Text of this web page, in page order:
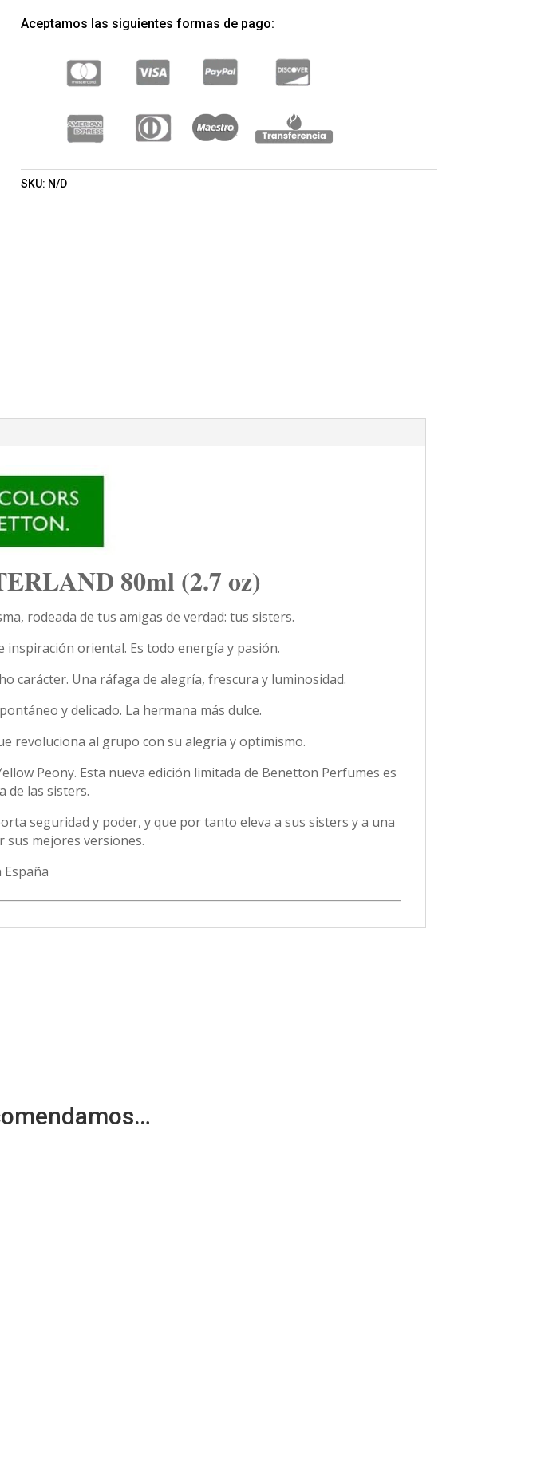
(UNITED
BENETTON.)
CANTIDAD
Aceptamos las siguientes formas de pago:
SKU: N/D
80ml (2.7 oz)
rodeada de tus amigas de verdad: tus sisters.
inspiración oriental. Es todo energía y pasión.
carácter. Una ráfaga de alegría, frescura y luminosidad.
y delicado. La hermana más dulce.
revoluciona al grupo con su alegría y optimismo.
Peony. Esta nueva edición limitada de Benetton Perfumes es
de las sisters.
seguridad y poder, y que por tanto eleva a sus sisters y a una
sus mejores versiones.
España